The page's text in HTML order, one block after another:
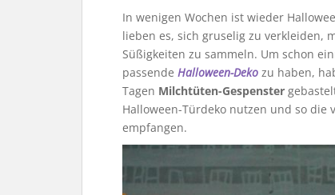
In wenigen Wochen ist wieder
lieben es, sich gruselig zu verkleiden,
Süßigkeiten zu sammeln. Um schon
passende Halloween-Deko zu haben,
Tagen Milchtüten-Gespenster
Halloween-Türdeko nutzen und so
empfangen.